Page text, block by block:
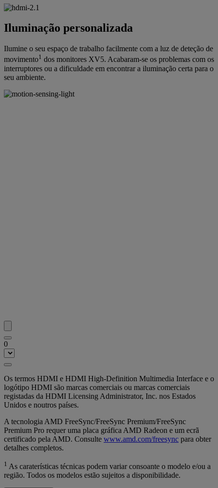
Iluminação personalizada
Ilumine o seu espaço de trabalho facilmente com a luz de deteção de
movimento1 dos monitores XV5. Acabaram-se os problemas com os
interruptores ou a dificuldade em encontrar a iluminação certa para o
seu ambiente.
0
Os termos HDMI e HDMI High-Definition Multimedia Interface e o
logótipo HDMI são marcas comerciais ou marcas comerciais
registadas da HDMI Licensing Administrator, Inc. nos Estados
Unidos e noutros países.
A tecnologia AMD FreeSync/FreeSync Premium/FreeSync
Premium Pro requer uma placa gráfica AMD Radeon e um ecrã
certificado pela AMD. Consulte www.amd.com/freesync para obter
detalhes completos.
1 As caraterísticas técnicas podem variar consoante o modelo e/ou a
região. Todos os modelos estão sujeitos a disponibilidade.